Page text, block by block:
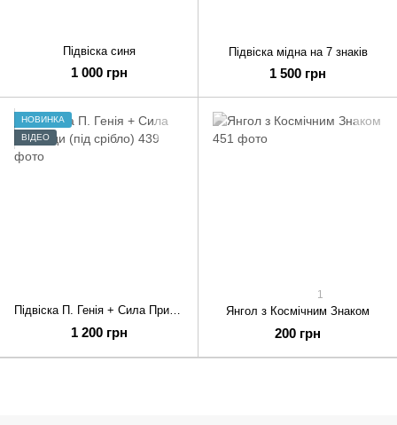
Підвіска синя
1 000 грн
Підвіска мідна на 7 знаків
1 500 грн
НОВИНКА
ВІДЕО
Підвіска П. Генія + Сила Природи (під срібло)
1 200 грн
1
Янгол з Космічним Знаком
200 грн